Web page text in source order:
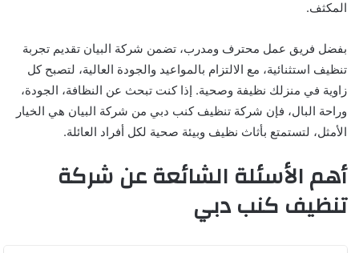
المكثف.
بفضل فريق عمل محترف ومدرب، تضمن شركة البيان تقديم تجربة
تنظيف استثنائية، مع الالتزام بالمواعيد والجودة العالية، لتصبح كل
زاوية في منزلك نظيفة وصحية. إذا كنت تبحث عن النظافة، الجودة،
وراحة البال، فإن شركة تنظيف كنب دبي من شركة البيان هي الخيار
الأمثل، لتستمتع بأثاث نظيف وبيئة صحية لكل أفراد العائلة.
أهم الأسئلة الشائعة عن شركة
تنظيف كنب دبي